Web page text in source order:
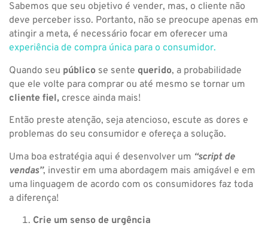
Sabemos que seu objetivo é vender, mas, o cliente não
deve perceber isso. Portanto, não se preocupe apenas em
atingir a meta, é necessário focar em oferecer uma
experiência de compra única para o consumidor.
Quando seu público se sente querido, a probabilidade
que ele volte para comprar ou até mesmo se tornar um
cliente fiel, cresce ainda mais!
Então preste atenção, seja atencioso, escute as dores e
problemas do seu consumidor e ofereça a solução.
Uma boa estratégia aqui é desenvolver um “script de
vendas”, investir em uma abordagem mais amigável e em
uma linguagem de acordo com os consumidores faz toda
a diferença!
Crie um senso de urgência